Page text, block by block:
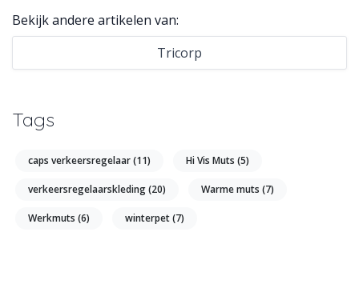
Bekijk andere artikelen van:
Tricorp
Tags
caps verkeersregelaar(11) Hi Vis Muts (5)
verkeersregelaarskleding(20) Warme muts (7)
Werkmuts (6) winterpet(7)